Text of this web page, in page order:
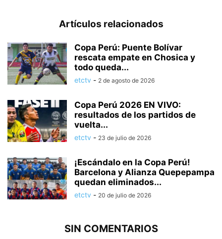
Artículos relacionados
Copa Perú: Puente Bolívar
rescata empate en Chosica y
todo queda...
etctv - 2 de agosto de 2026
Copa Perú 2026 EN VIVO:
resultados de los partidos de
vuelta...
etctv - 23 de julio de 2026
¡Escándalo en la Copa Perú!
Barcelona y Alianza Quepepampa
quedan eliminados...
etctv - 20 de julio de 2026
SIN COMENTARIOS